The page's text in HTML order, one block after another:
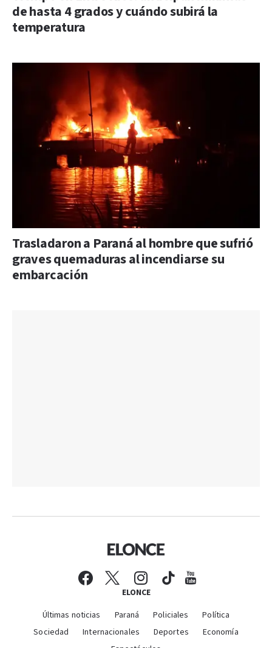
de hasta 4 grados y cuándo subirá la
temperatura
Trasladaron a Paraná al hombre que sufrió
graves quemaduras al incendiarse su
embarcación
ELONCE
Últimas noticias Paraná Policiales
Política
Sociedad
Internacionales Deportes
Economía